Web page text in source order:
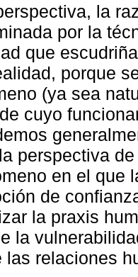
la
por la
que
porque
(ya sea
cuyo
perspectiva
en el que
de
la praxis
la
las relaciones